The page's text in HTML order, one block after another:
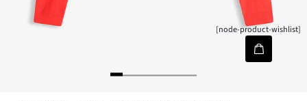
[node-product-wishlist]